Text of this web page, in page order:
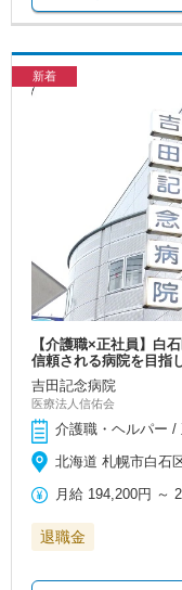
新着
【介護職×正社員】白
信頼される病院を目指
吉田記念病院
医療法人信佑会
介護職・ヘルパー /
北海道 札幌市白石
月給 194,200円 ～
退職金